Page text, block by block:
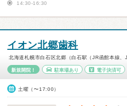
14:30-16:30
イオン北郷歯科
北海道札幌市白石区北郷（白石駅（JR函館本線、
新規開院！ 駐車場あり 電子決済可
土曜（〜17:00）